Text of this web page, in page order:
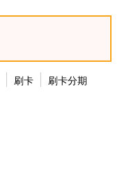
刷卡 刷卡分期